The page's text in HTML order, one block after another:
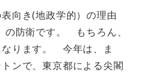
向き(地政学的）の理由
の防衛です。 もちろん、
ります。 今年は、ま
ンで、東京都による尖閣